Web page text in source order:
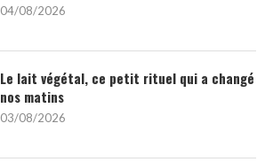
04/08/2026
Le lait végétal, ce petit rituel qui a changé
nos matins
03/08/2026